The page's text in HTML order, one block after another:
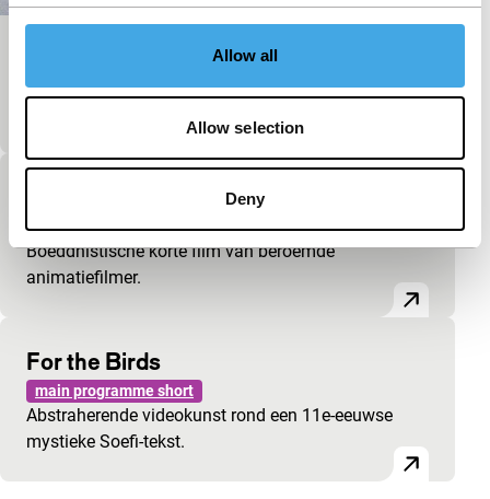
Allow all
Allow selection
Deny
main programme short
main programme short
Boeddhistische korte film van beroemde
animatiefilmer.
For the Birds
main programme short
Abstraherende videokunst rond een 11e-eeuwse
mystieke Soefi-tekst.